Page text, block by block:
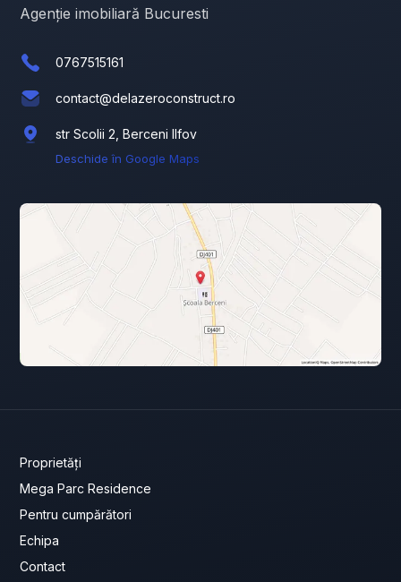
Agenție imobiliară Bucuresti
0767515161
contact@delazeroconstruct.ro
str Scolii 2, Berceni Ilfov
Deschide în Google Maps
Proprietăți
Mega Parc Residence
Pentru cumpărători
Echipa
Contact